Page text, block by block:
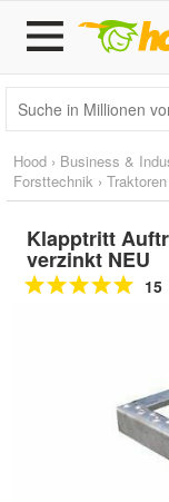
Hood › Business &
Forsttechnik ›
Klapptritt
verzinkt NEU
15